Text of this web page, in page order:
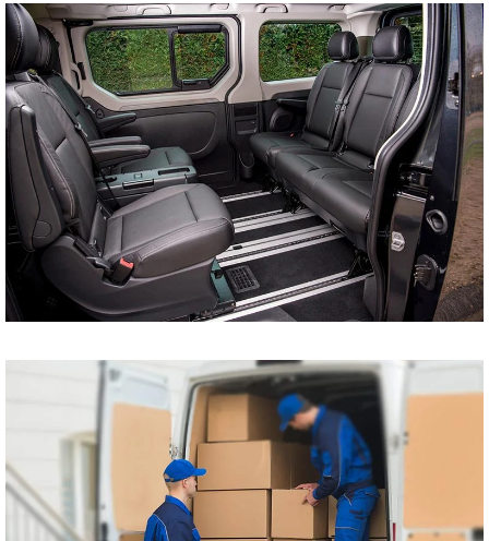
tani bus do Szczecina
Koszalina Bydgoszczy
Kołobrzegu Piły
Chojnic Tucholi
Więcborka Nakła nad
Notecią Białogardu
Gryfic Sępólna
Krajeńskiego
Człuchowa Szczecinka
Barwic Świdnicy
Trzcianki Złotowa
Czarnkowa Chodzieży
na adres tanio cena od
drzwi do drzwi
Przewóz osób